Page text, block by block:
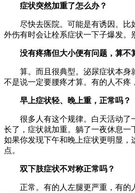
症状突然加重了怎么办？
尽快去医院。可能是有诱因。比
外伤有时会让栓系症状一下子爆发。
没有疼痛但大小便有问题，算不
算。而且很典型。泌尿症状本身
不是说一定要腰疼才算。有的人不疼
早上症状轻、晚上重，正常吗？
很多人有这个规律。白天活动了
长了，症状就加重。躺了一夜休息一
如果你发现下午和晚上症状更明显，
点。
双下肢症状不对称正常吗？
正常。有的人左腿更严重，有的